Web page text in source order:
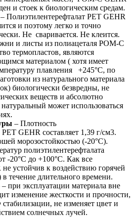
и стоек к биологическим средам.
– Полиэтилентерефталат PET GEHR
и поэтому легко и точно
Не сваривается. Не клеится.
и листы из полиацеталя POM-C
термопластов, являются
материалом ( хотя имеет
плавления +245°С, по
из натурального материала
биологически безвредны, не
веществ и абсолютно
может использоваться
– Плотность
GEHR составляет 1,39 г/см3.
морозостойкостью (-20°С).
полиэтилентерефталата
-20°С до +100°С. Как все
устойчив к воздействию горячей
течение длительного времени.
– при эксплуатации материала вне
изменение жесткости и прочности,
не изменяет цвет и
солнечных лучей.